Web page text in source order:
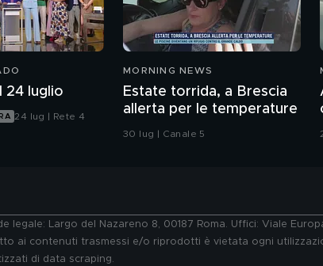
24 luglio
24 lug | Rete 4
MORNING NEWS
Estate torrida, a Brescia
allerta per le temperature
30 lug | Canale 5
legale: Largo del Nazareno 8, 00187 Roma. Uffici: Viale
ai contenuti trasmessi e/o riprodotti è vietata ogni
di data scraping.